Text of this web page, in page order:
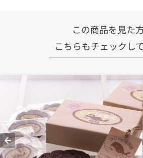
この商品を見た
こちらもチェックし